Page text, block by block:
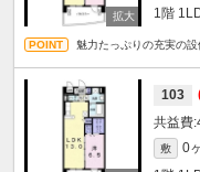
1階
魅力たっぷりの充実の
103
敷 0